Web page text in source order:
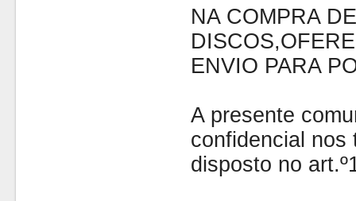
NA COMPRA
ENVIO PARA
A presente
confidencial nos
disposto no